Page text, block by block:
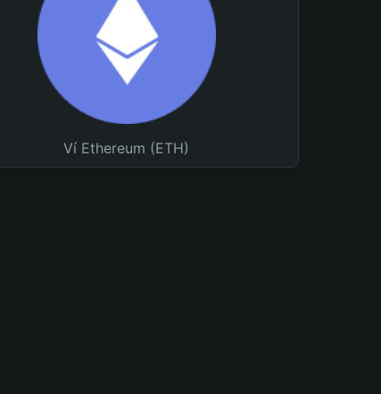
Ví Ethereum (ETH)